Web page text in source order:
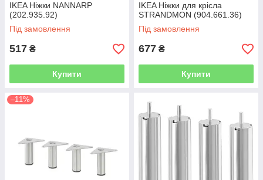
IKEA Ніжки NANNARP
(202.935.92)
Під замовлення
517 ₴
Купити
IKEA Ніжки для крісла
STRANDMON (904.661.36)
Під замовлення
677 ₴
Купити
–11%